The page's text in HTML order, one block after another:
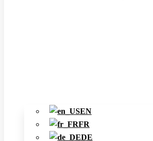
EN
FR
DE